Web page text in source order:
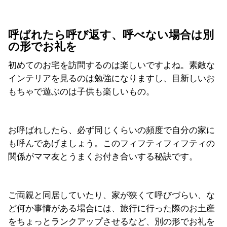
呼ばれたら呼び返す、呼べない場合は別
の形でお礼を
初めてのお宅を訪問するのは楽しいですよね。素敵な
インテリアを見るのは勉強になりますし、目新しいお
もちゃで遊ぶのは子供も楽しいもの。
お呼ばれしたら、必ず同じくらいの頻度で自分の家に
も呼んであげましょう。このフィフティフィフティの
関係がママ友とうまくお付き合いする秘訣です。
ご両親と同居していたり、家が狭くて呼びづらい、な
ど何か事情がある場合には、旅行に行った際のお土産
をちょっとランクアップさせるなど、別の形でお礼を